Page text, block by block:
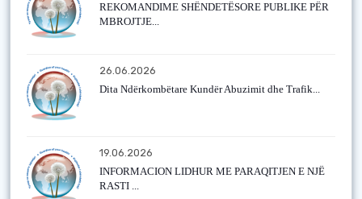
REKOMANDIME SHËNDETËSORE PUBLIKE PËR
MBROJTJE...
26.06.2026
Dita Ndërkombëtare Kundër Abuzimit dhe Trafik...
19.06.2026
INFORMACION LIDHUR ME PARAQITJEN E NJË
RASTI ...